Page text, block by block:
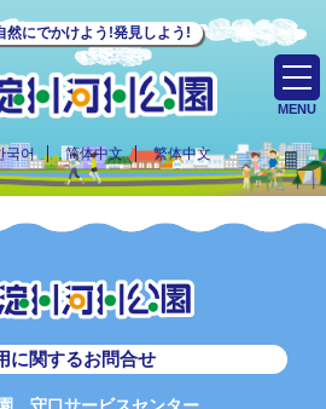
然にでかけよう!発見しよう!
국어 简体中文 繁体中文
MENU
に関するお問合せ